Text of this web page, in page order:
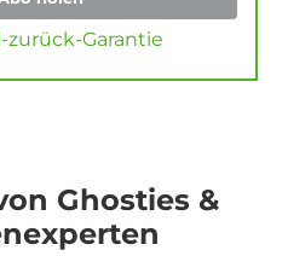
zurück-Garantie
Ghosties &